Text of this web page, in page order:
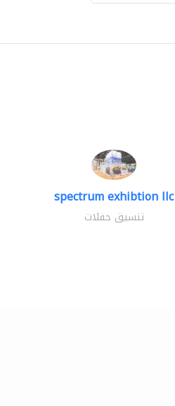
spectrum exhibtion llc
تنسيق حفلات